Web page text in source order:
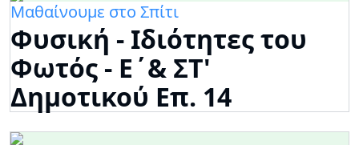
Μαθαίνουμε στο Σπίτι
Φυσική - Ιδιότητες του
Φωτός - Ε΄& ΣΤ'
Δημοτικού Επ. 14